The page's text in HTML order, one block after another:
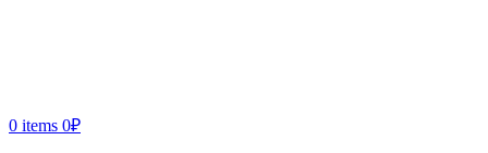
0 items 0₽